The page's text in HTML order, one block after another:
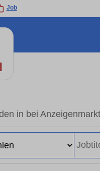
Job
in bei